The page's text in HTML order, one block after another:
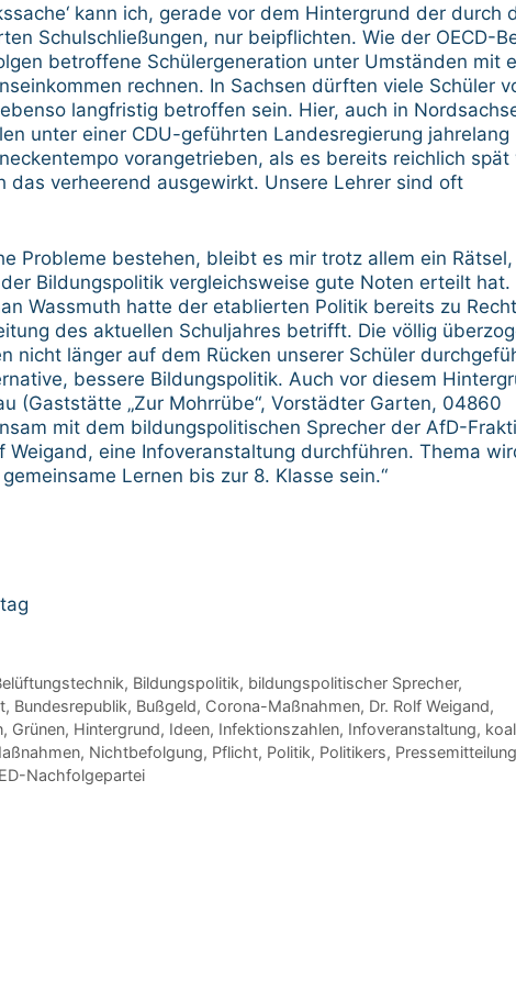
kann ich, gerade vor dem Hintergrund der durch
Schulschließungen, nur beipflichten. Wie der OECD-
betroffene Schülergeneration unter Umständen mit
rechnen. In Sachsen dürften viele Schüler
langfristig betroffen sein. Hier, auch in
unter einer CDU-geführten Landesregierung jahrelang
vorangetrieben, als es bereits reichlich spät
das verheerend ausgewirkt. Unsere Lehrer sind oft
Probleme bestehen, bleibt es mir trotz allem ein Rätsel,
Bildungspolitik vergleichsweise gute Noten erteilt hat.
Wassmuth hatte der etablierten Politik bereits zu
des aktuellen Schuljahres betrifft. Die völlig
nicht länger auf dem Rücken unserer Schüler
bessere Bildungspolitik. Auch vor diesem
(Gaststätte „Zur Mohrrübe“, Vorstädter Garten, 04860
mit dem bildungspolitischen Sprecher der AfD-
Weigand, eine Infoveranstaltung durchführen. Thema
Lernen bis zur 8. Klasse sein.“
, Bildungspolitik, bildungspolitischer Sprecher,
, Bundesrepublik, Bußgeld, Corona-Maßnahmen, Dr. Rolf Weigand,
, Grünen, Hintergrund, Ideen, Infektionszahlen, Infoveranstaltung,
, Nichtbefolgung, Pflicht, Politik, Politikers, Pressemitteilung
Nachfolgepartei